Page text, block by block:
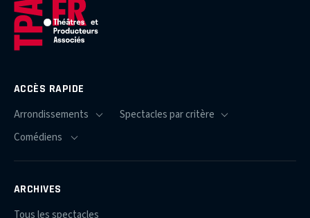
ACCÈS RAPIDE
ARCHIVES